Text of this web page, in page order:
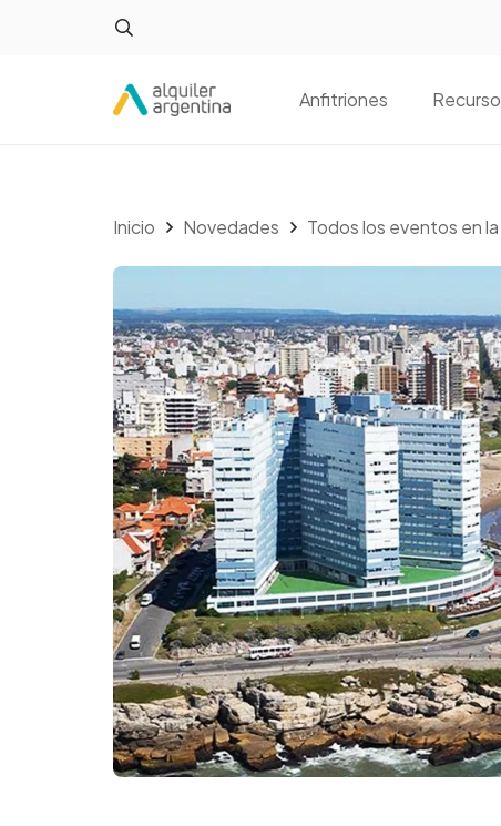
Anfitriones
Inicio Novedades Todos los eventos en